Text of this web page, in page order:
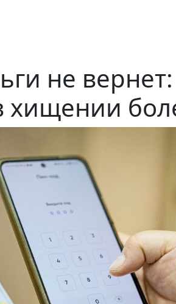
не
хищении